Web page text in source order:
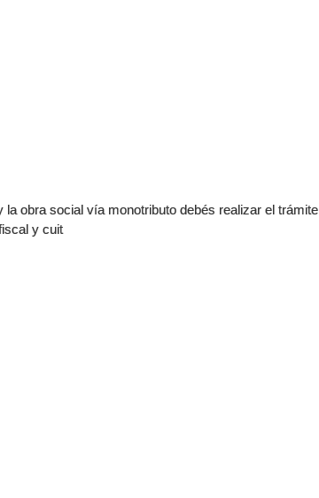
la obra social vía monotributo debés realizar el trámite
y cuit